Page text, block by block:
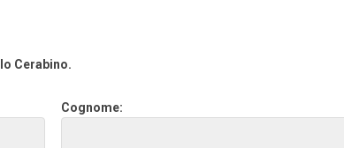
Cerabino.
Cognome: